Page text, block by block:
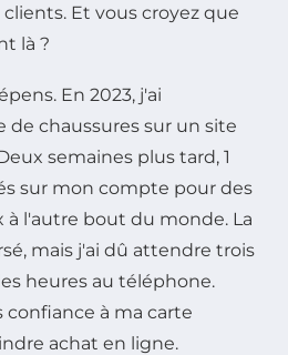
Et vous croyez que
là ?
En 2023, j'ai
chaussures sur un site
semaines plus tard, 1
sur mon compte pour des
l'autre bout du monde. La
mais j'ai dû attendre trois
heures au téléphone.
confiance à ma carte
achat en ligne.